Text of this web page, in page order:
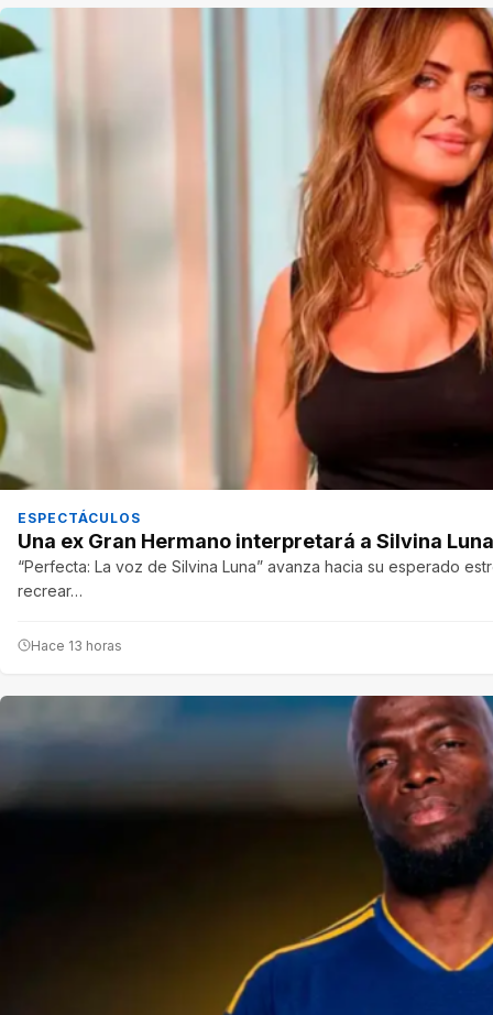
ESPECTÁCULOS
Una ex Gran Hermano interpretará a Silvina
“Perfecta: La voz de Silvina Luna” avanza hacia su esperado
recrear…
Hace 13 horas